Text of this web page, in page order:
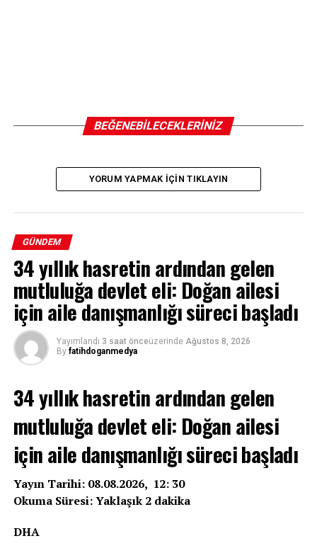
BEĞENEBILECEKLERINIZ
YORUM YAPMAK IÇIN TIKLAYIN
GÜNDEM
34 yıllık hasretin ardından gelen
mutluluğa devlet eli: Doğan ailesi
için aile danışmanlığı süreci başladı
Yayımlandı 3 saat önceüzerinde Ağustos 8, 2026
By fatihdoganmedya
34 yıllık hasretin ardından gelen
mutluluğa devlet eli: Doğan ailesi
için aile danışmanlığı süreci başladı
Yayın Tarihi: 08.08.2026, 12: 30
Okuma Süresi: Yaklaşık 2 dakika
DHA